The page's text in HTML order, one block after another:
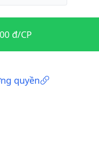
quyền
đ/CP